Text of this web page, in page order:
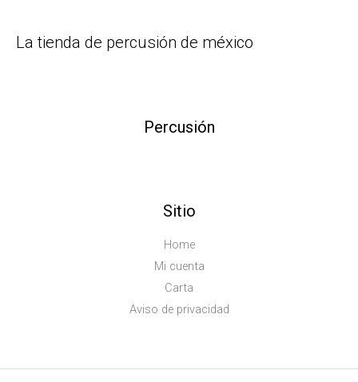
La tienda de percusión de méxico
Percusión
Sitio
Home
Mi cuenta
Carta
Aviso de privacidad